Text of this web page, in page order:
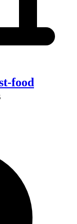
food